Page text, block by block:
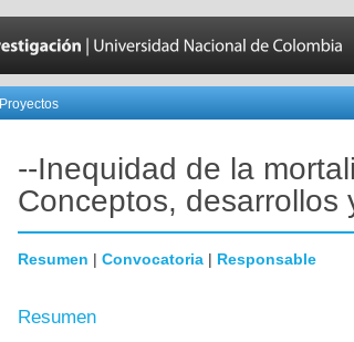
Proyectos
--Inequidad de la
Conceptos, desarrollos
Resumen | Convocatoria | Responsable
Resumen